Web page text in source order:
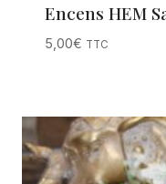
Encens HEM
5,00€ TTC